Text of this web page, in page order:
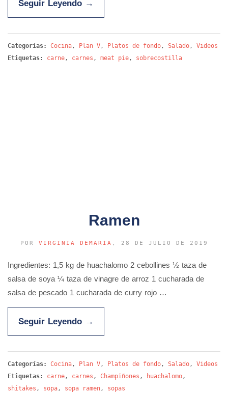
Seguir Leyendo →
Categorías: Cocina , Plan V , Platos de fondo , Salado , Videos
Etiquetas:
carne , carnes , meat pie , sobrecostilla
Ramen
POR VIRGINIA DEMARÍA , 28 DE JULIO DE 2019
Ingredientes: 1,5 kg de huachalomo 2 cebollines ½ taza de
salsa de soya ¼ taza de vinagre de arroz 1 cucharada de
salsa de pescado 1 cucharada de curry rojo …
Seguir Leyendo →
Categorías: Cocina, Plan V, Platos de fondo, Salado, Videos
Etiquetas:
carne, carnes , Champiñones , huachalomo,
shitakes , sopa, sopa ramen, sopas